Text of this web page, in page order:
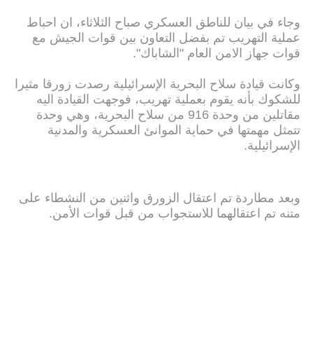
وجاء في بيان للناطق العسكري صباح الثلاثاء، ان احباط
عملية التهريب تم بفضل التعاون بين قوات الجيش مع
قوات جهاز الامن العام "الشاباك".
وكانت قيادة سلاح البحرية الإسرائيلية رصدت زورقا مثيرا
للشكوك بأنه يقوم بعملية تهريب، فوجهت القيادة اليه
مقاتلين من وحدة 916 من سلاح البحرية، وهي وحدة
تتمثل مهمتها في حماية الموانئ العسكرية والمدنية
الإسرائيلية.
وبعد مطاردة تم اعتقال الزورق واثنين من النشطاء على
متنه تم اعتقالهما للاستجواب من قبل قوات الأمن.